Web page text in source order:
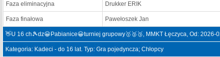
Faza eliminacyjna Drukker ERIK
Faza finałowa Pawełoszek Jan
👋U 16 ch🎾dz😀Pabianice😀turniej grupowy🥇🥈🥉, MMKT Łęczyca, Od: 2026-
Kategoria: Kadeci - do 16 lat. Typ: Gra pojedyncza; Chłopcy